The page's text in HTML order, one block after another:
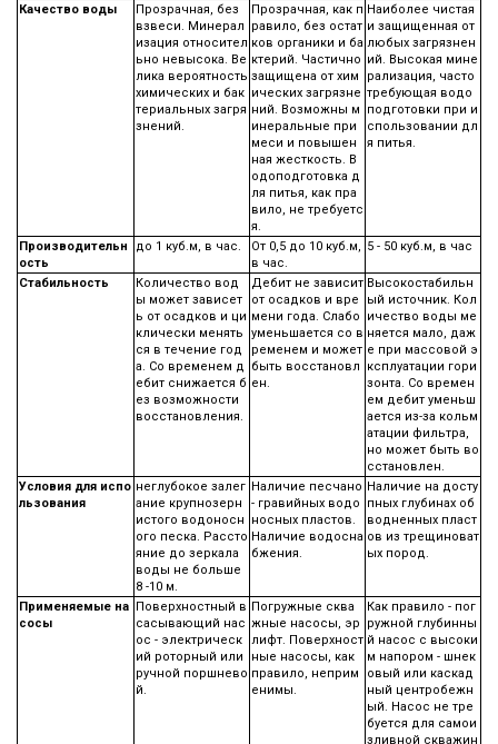
Качество воды
Прозрачная, без
взвеси. Минерал
изация относител
ьно невысока. Ве
лика вероятность
химических и бак
териальных загря
знений.
Прозрачная, как п
равило, без остат
ков органики и ба
ктерий. Частично
защищена от хим
ических загрязне
ний. Возможны м
инеральные при
меси и повышен
ная жесткость. В
одоподготовка д
ля питья, как пра
вило, не требуетс
я.
Наиболее чистая
и защищенная от
любых загрязнен
ий. Высокая мине
рализация, часто
требующая водо
подготовки при и
спользовании дл
я питья.
Производительн
ость
до 1 куб.м, в час.
От 0,5 до 10 куб.м,
в час.
5 - 50 куб.м, в час
Стабильность
Количество вод
ы может зависет
ь от осадков и ци
клически менять
ся в течение год
а. Со временем д
ебит снижается б
ез возможности
восстановления.
Дебит не зависит
от осадков и вре
мени года. Слабо
уменьшается со в
ременем и может
быть восстановл
ен.
Высокостабильн
ый источник. Кол
ичество воды ме
няется мало, даж
е при массовой э
ксплуатации гори
зонта. Со времен
ем дебит уменьш
ается из-за кольм
атации фильтра,
но может быть во
сстановлен.
Условия для испо
льзования
неглубокое залег
ание крупнозерн
истого водоносн
ого песка. Рассто
яние до зеркала
воды не больше
8 -10 м.
Наличие песчано
- гравийных водо
носных пластов.
Наличие водосна
бжения.
Наличие на досту
пных глубинах об
водненных пласт
ов из трещиноват
ых пород.
Применяемые на
сосы
Поверхностный в
сасывающий нас
ос - электрическ
ий роторный или
ручной поршнево
й.
Погружные сква
жные насосы, эр
лифт. Поверхност
ные насосы, как
правило, неприм
енимы.
Как правило - пог
ружной глубинны
й насос с высоки
м напором - шнек
овый или каскад
ный центробежн
ый. Насос не тре
буется для самои
зливной скважин